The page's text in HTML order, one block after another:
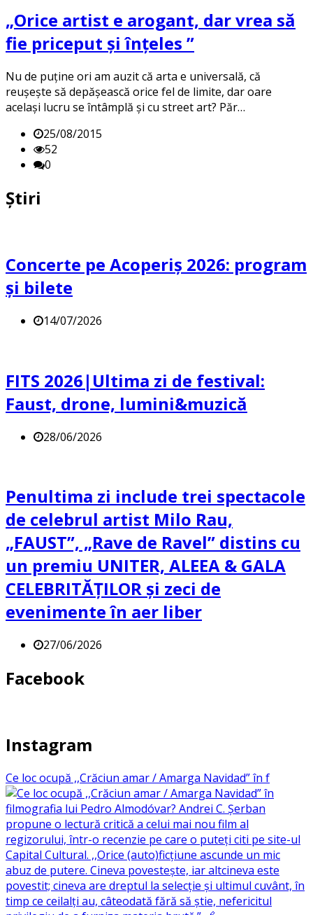
„Orice artist e arogant, dar vrea să
fie priceput și înțeles ”
Nu de puține ori am auzit că arta e universală, că
reușește să depășească orice fel de limite, dar oare
același lucru se întâmplă și cu street art? Păr…
25/08/2015
52
0
Știri
Concerte pe Acoperiș 2026: program
și bilete
14/07/2026
FITS 2026|Ultima zi de festival:
Faust, drone, lumini&muzică
28/06/2026
Penultima zi include trei spectacole
de celebrul artist Milo Rau,
„FAUST”, „Rave de Ravel” distins cu
un premiu UNITER, ALEEA & GALA
CELEBRITĂȚILOR și zeci de
evenimente în aer liber
27/06/2026
Facebook
Instagram
Ce loc ocupă ,,Crăciun amar / Amarga Navidad” în f